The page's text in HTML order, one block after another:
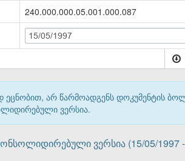
240.000.000.05.001.000.087
15/05/1997
ეცნობით, არ წარმოადგენს დოკუმენტის
ვერსია.
ვერსია (15/05/1997 -